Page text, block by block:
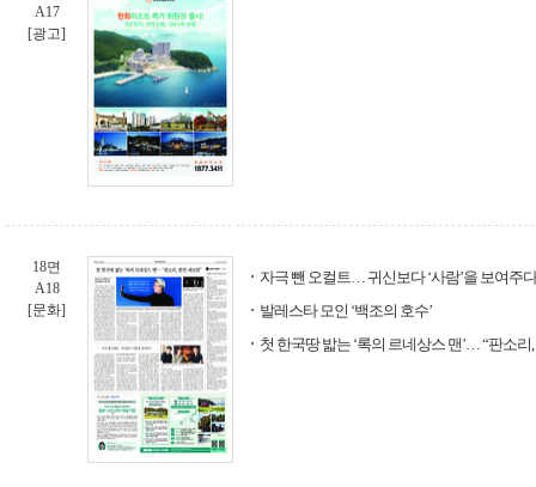
A17
[광고]
18면
A18
[문화]
자극 뺀 오컬트… 귀신보다 ‘사람’을 보여주다
발레스타 모인 ‘백조의 호수’
첫 한국땅 밟는 ‘록의 르네상스 맨’… “판소리